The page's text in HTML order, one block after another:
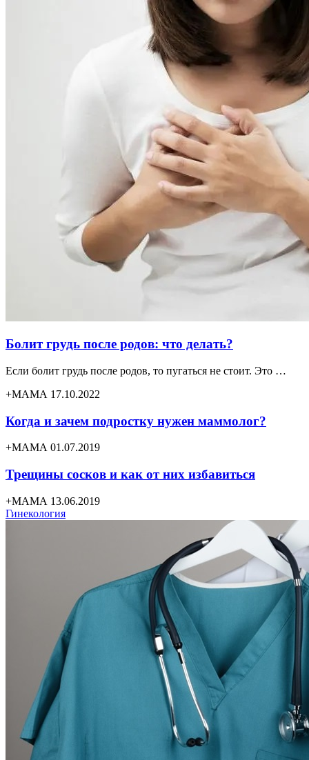
Болит грудь после родов: что делать?
Если болит грудь после родов, то пугаться не стоит. Это …
+МАМА 17.10.2022
Когда и зачем подростку нужен маммолог?
+МАМА 01.07.2019
Трещины сосков и как от них избавиться
+МАМА 13.06.2019
Гинекология